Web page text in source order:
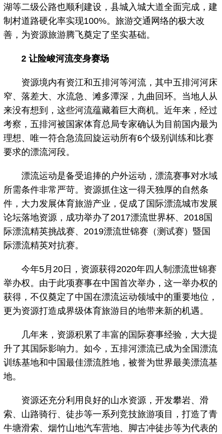
湖等二级公路也顺利建设，县城入城大道全面完成，建
制村道路硬化率实现100%。旅游交通网络的极大改
善，为资源旅游腾飞奠定了坚实基础。
2 让险峻河流变身赛场
资源境内有资江和五排河等河流，其中五排河河床
窄、落差大、水流急、滩多潭深，九曲回环。当地人从
来没有想到，这些河流蕴藏着巨大商机。近年来，经过
考察，五排河被国家体育总局专家确认为目前国内最为
理想、唯一符合急流回旋运动所有6个级别训练和比赛
要求的漂流河段。
漂流运动是备受追捧的户外运动，漂流赛事对水域
所需条件非常严苛。资源抓住这一得天独厚的自然条
件，大力发展体育旅游产业，促成了国际漂流城市发展
论坛落地资源，成功举办了2017漂流世界杯、2018国
际漂流精英挑战赛、2019漂流世锦赛（测试赛）暨国
际漂流精英对抗赛。
今年5月20日，资源获得2020年四人制漂流世锦赛
举办权。由于此项赛事在中国首次举办，这一举办权的
获得，不仅奠定了中国在漂流运动领域中的重要地位，
更为资源打造成界级体育旅游目的地带来新的机遇。
几年来，资源积累了丰富的国际赛事经验，大大提
升了其国际影响力。如今，五排河漂流已成为全国漂流
训练基地和中国最佳漂流胜地，被誉为世界最美漂流基
地。
资源还充分利用良好的山水资源，开发攀岩、滑
索、山路骑行、徒步等一系列竞技旅游项目，打造了青
牛塘滑索、烟竹山地汽车营地、脚古冲徒步等为代表的